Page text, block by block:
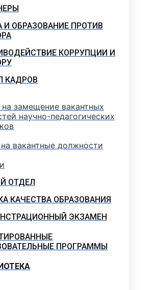
И ОБРАЗОВАНИЕ ПРОТИВ
КОРРУПЦИИ И
КАДРОВ
на замещение вакантных
научно-педагогических
вакантные должности
ОТДЕЛ
КАЧЕСТВА ОБРАЗОВАНИЯ
ЭКЗАМЕН
ПРОГРАММЫ